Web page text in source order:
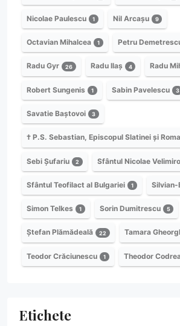
Nicolae Paulescu 1 Nil Arcașu 9
Octavian Mihalcea 1 Petru
Radu Gyr 26 Radu Ilaș 4 Radu
Robert Sungenis 1 Sabin Pavelescu 3
Savatie Baștovoi 3
† P.S. Sebastian, Episcopul Slatinei și
Sebi Șufariu 2 Sfântul Nicolae
Sfântul Teofilact al Bulgariei 1 Silvian-
Simon Telkes 1 Sorin Dumitrescu 5
Ștefan Plămădeală 22 Tamara
Teodor Crăciunescu 1 Theodor
Etichete